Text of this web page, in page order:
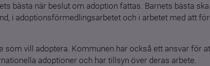
bästa när beslut om adoption fattas. Barnets bästa
i adoptionsförmedlingsarbetet och i arbetet med att
vill adoptera. Kommunen har också ett ansvar för
adoptioner och har tillsyn över deras arbete.